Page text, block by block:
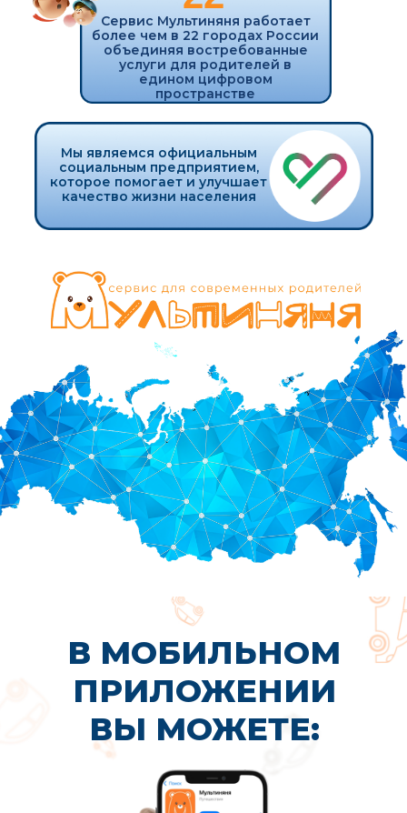
ПОЛУЧИТЬ БОНУСЫ
У вас работа или самореализация
У вас 2 и более ребенка
Вы хотите выбирать кружки
безопасного сопровождения ребенка
в школу, садик или на занятия
и вечных опозданий из-за пробок
НАШСЕРВИСЕСЛИ: